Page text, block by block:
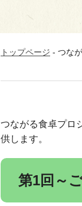
トップページ - つな
つながる食卓プロ
供します。
第1回～